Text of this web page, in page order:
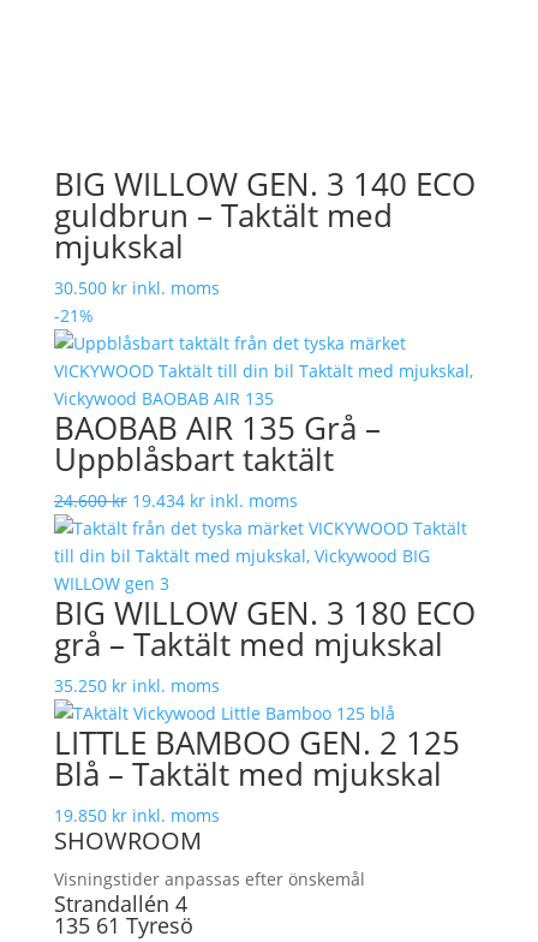
BIG WILLOW GEN. 3 140 ECO
guldbrun – Taktält med
mjukskal
30.500 kr inkl. moms
-21%
BAOBAB AIR 135 Grå –
Uppblåsbart taktält
24.600kr Det
ursprungliga
priset
var:
24.600 kr.
19.434 krDet
nuvarande
priset
19.434 kr.
inkl. moms
BIG WILLOW GEN. 3 180 ECO
grå – Taktält med mjukskal
35.250 kr inkl. moms
LITTLE BAMBOO GEN. 2 125
Blå – Taktält med mjukskal
19.850 kr inkl. moms
SHOWROOM
Visningstider anpassas efter önskemål
Strandallén 4
135 61 Tyresö